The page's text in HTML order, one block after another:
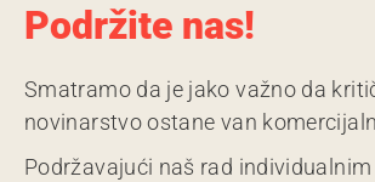
Podržite nas!
Smatramo da je jako važno da
novinarstvo ostane van
Podržavajući naš rad